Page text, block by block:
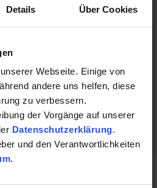
Details Über Cookies
Webseite. Einige von
andere uns helfen, diese
zu verbessern.
der Vorgänge auf unserer
Datenschutzerklärung.
und den Verantwortlichkeiten
.
unserer Zeit. Wer erkrankt ist,
gesund ist, möchte es bleiben.
einem nahe stehen.